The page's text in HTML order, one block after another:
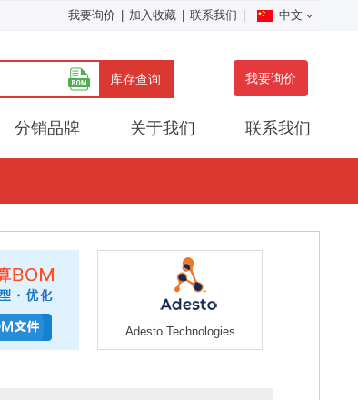
我要询价 加入收藏 联系我们 中文
库存查询 我要询价
分销品牌 关于我们 联系我们
Adesto Technologies